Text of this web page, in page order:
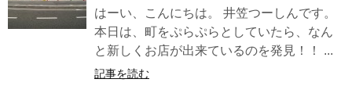
はーい、こんにちは。 井笠つーしんです。
本日は、町をぷらぷらとしていたら、なん
と新しくお店が出来ているのを発見！！ ...
記事を読む